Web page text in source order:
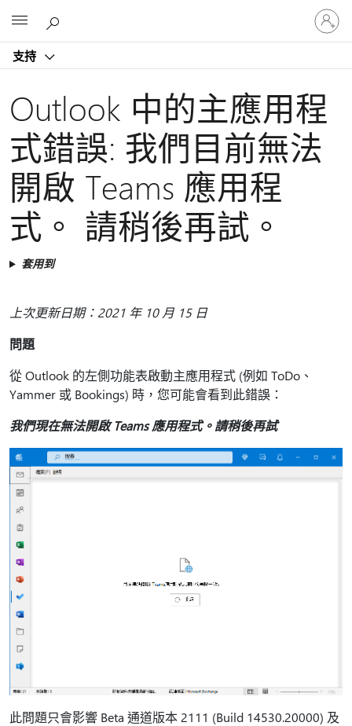
支持
登
入
您
戶
Outlook 中的主應用程
式錯誤: 我們目前無法
開啟 Teams 應用程
式。 請稍後再試。
套用到
上次更新日期：2021 年 10 月 15 日
問題
從 Outlook 的左側功能表啟動主應用程式 (例如 ToDo、
Yammer 或 Bookings) 時，您可能會看到此錯誤：
我們現在無法開啟 Teams 應用程式。請稍後再試
此問題只會影響 Beta 通道版本 2111 (Build 14530.20000) 及